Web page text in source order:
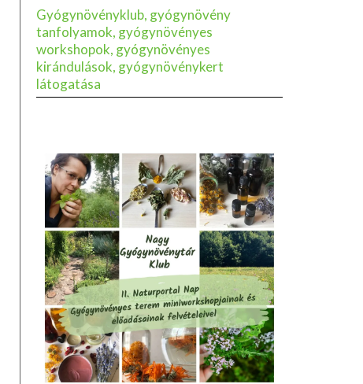
Gyógynövényklub, gyógynövény
tanfolyamok, gyógynövényes
workshopok, gyógynövényes
kirándulások, gyógynövénykert
látogatása